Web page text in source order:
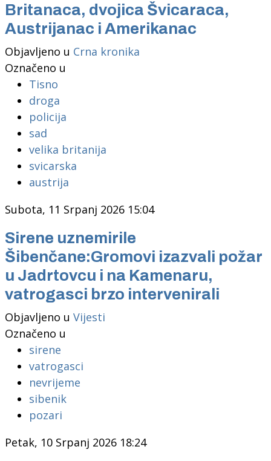
Britanaca, dvojica Švicaraca,
Austrijanac i Amerikanac
Objavljeno u Crna kronika
Označeno u
Tisno
droga
policija
sad
velika britanija
svicarska
austrija
Subota, 11 Srpanj 2026 15:04
Sirene uznemirile
Šibenčane:Gromovi izazvali požar
u Jadrtovcu i na Kamenaru,
vatrogasci brzo intervenirali
Objavljeno u Vijesti
Označeno u
sirene
vatrogasci
nevrijeme
sibenik
pozari
Petak, 10 Srpanj 2026 18:24